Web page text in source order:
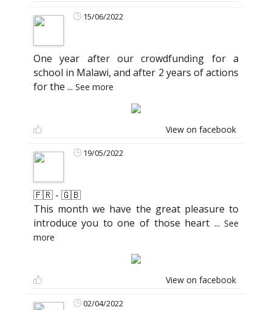
15/06/2022
One year after our crowdfunding for a
school in Malawi, and after 2 years of actions
for the ... See more
View on facebook
19/05/2022
🇫🇷 - 🇬🇧
This month we have the great pleasure to
introduce you to one of those heart ...See
more
View on facebook
02/04/2022